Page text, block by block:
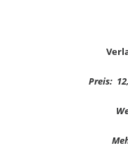
Preis: